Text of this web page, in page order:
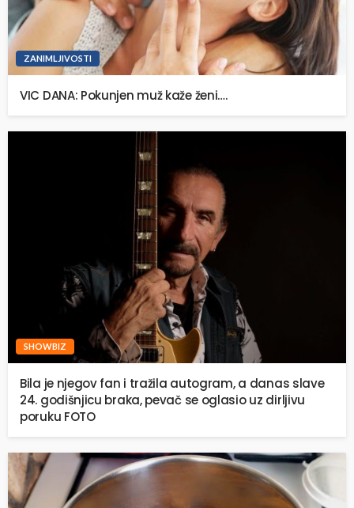
ZANIMLJIVOSTI
VIC DANA: Pokunjen muž kaže ženi….
SHOWBIZ
Bila je njegov fan i tražila autogram, a danas slave
24. godišnjicu braka, pevač se oglasio uz dirljivu
poruku FOTO